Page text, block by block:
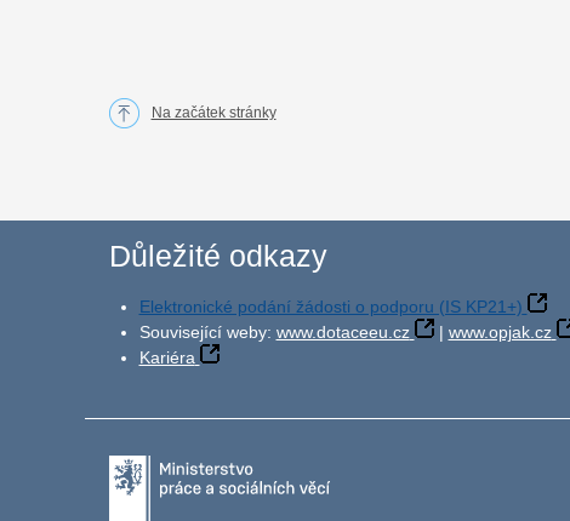
Na začátek stránky
Důležité odkazy
Elektronické podání žádosti o podporu (IS KP21+)
Související weby: www.dotaceeu.cz | www.opjak.cz
Kariéra